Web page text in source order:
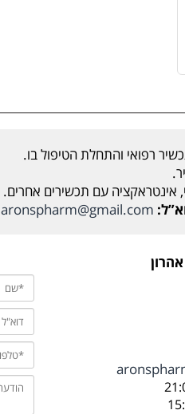
רפואי והתחלת הטיפול בו.
אינטראקציה עם תכשירים אחרים.
aronspharm@gmail.com